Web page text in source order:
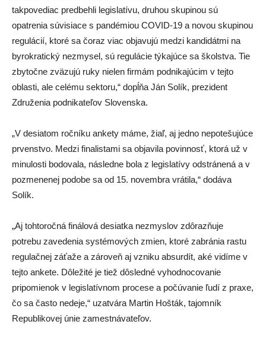
takpovediac predbehli legislatívu, druhou skupinou sú
opatrenia súvisiace s pandémiou COVID-19 a novou skupinou
regulácií, ktoré sa čoraz viac objavujú medzi kandidátmi na
byrokratický nezmysel, sú regulácie týkajúce sa školstva. Tie
zbytočne zväzujú ruky nielen firmám podnikajúcim v tejto
oblasti, ale celému sektoru,“ dopĺňa Ján Solík, prezident
Združenia podnikateľov Slovenska.
„V desiatom ročníku ankety máme, žiaľ, aj jedno nepotešujúce
prvenstvo. Medzi finalistami sa objavila povinnosť, ktorá už v
minulosti bodovala, následne bola z legislatívy odstránená a v
pozmenenej podobe sa od 15. novembra vrátila,“ dodáva
Solík.
„Aj tohtoročná finálová desiatka nezmyslov zdôrazňuje
potrebu zavedenia systémových zmien, ktoré zabránia rastu
regulačnej záťaže a zároveň aj vzniku absurdít, aké vidíme v
tejto ankete. Dôležité je tiež dôsledné vyhodnocovanie
pripomienok v legislatívnom procese a počúvanie ľudí z praxe,
čo sa často nedeje,“ uzatvára Martin Hošták, tajomník
Republikovej únie zamestnávateľov.